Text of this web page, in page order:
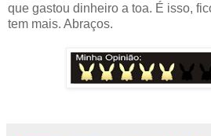
que gastou dinheiro a toa. É isso,
tem mais. Abraços.